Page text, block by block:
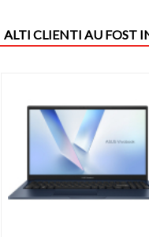
ALTI CLIENTI AU FOST